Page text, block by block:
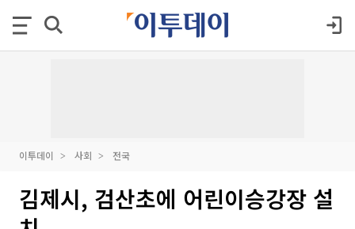
이투데이 사회 전국
김제시, 검산초에 어린이승강장 설